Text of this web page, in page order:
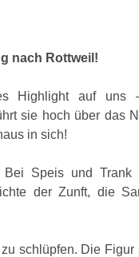
nach Rottweil!
Highlight auf uns
sie hoch über das
in sich!
Bei Speis und Trank
der Zunft, die
schlüpfen. Die Figur